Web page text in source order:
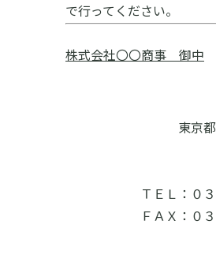
で行ってください。
株式会社〇〇商事 御中
東京
ＴＥＬ：０
ＦＡＸ：０